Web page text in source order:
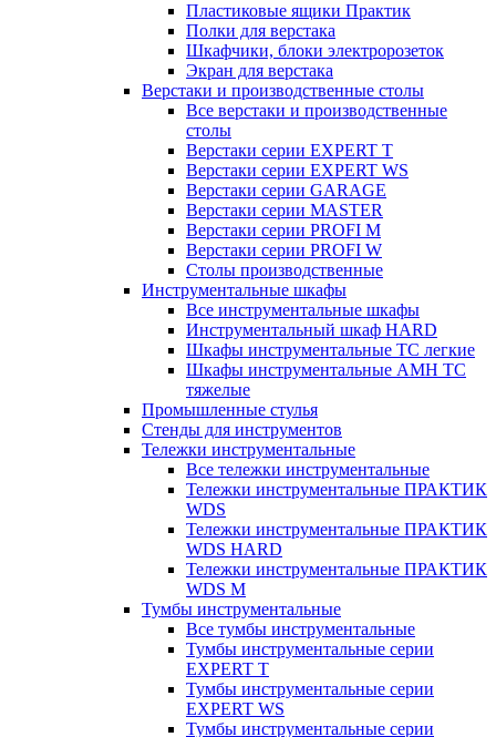
Пластиковые ящики Практик
Полки для верстака
Шкафчики, блоки электророзеток
Экран для верстака
Верстаки и производственные столы
Все верстаки и производственные
столы
Верстаки серии EXPERT T
Верстаки серии EXPERT WS
Верстаки серии GARAGE
Верстаки серии MASTER
Верстаки серии PROFI M
Верстаки серии PROFI W
Столы производственные
Инструментальные шкафы
Все инструментальные шкафы
Инструментальный шкаф HARD
Шкафы инструментальные ТС легкие
Шкафы инструментальные AMH TC
тяжелые
Промышленные стулья
Стенды для инструментов
Тележки инструментальные
Все тележки инструментальные
Тележки инструментальные ПРАКТИК
WDS
Тележки инструментальные ПРАКТИК
WDS HARD
Тележки инструментальные ПРАКТИК
WDS M
Тумбы инструментальные
Все тумбы инструментальные
Тумбы инструментальные серии
EXPERT T
Тумбы инструментальные серии
EXPERT WS
Тумбы инструментальные серии